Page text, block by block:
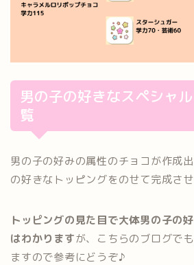
男の子の好きなスペシャ
覧
男の子の好みの属性のチョコが作成
の好きなトッピングをのせて完成さ
トッピングの見た目で大体男の子の
はわかりますが、こちらのブログで
ますので参考にどうぞ♪